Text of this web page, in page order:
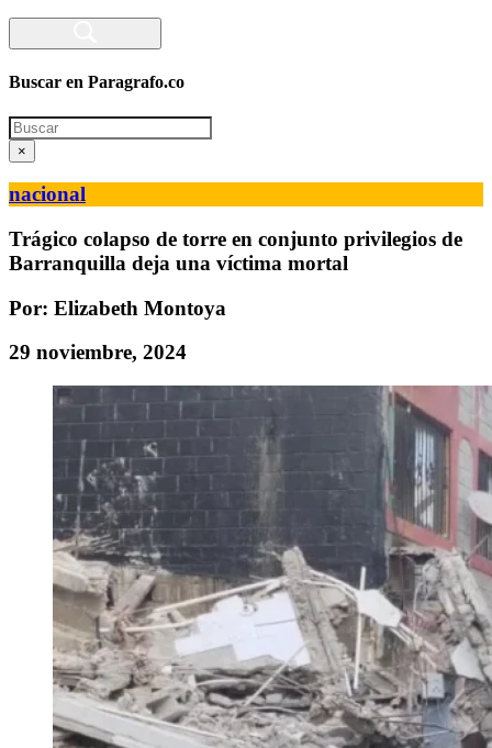
Buscar en Paragrafo.co
Search
×
nacional
Trágico colapso de torre en conjunto privilegios de
Barranquilla deja una víctima mortal
Por: Elizabeth Montoya
29 noviembre, 2024